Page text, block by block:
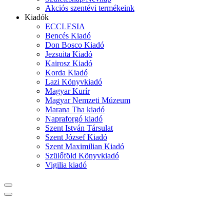
Akciós szentévi termékeink
Kiadók
ECCLESIA
Bencés Kiadó
Don Bosco Kiadó
Jezsuita Kiadó
Kairosz Kiadó
Korda Kiadó
Lazi Könyvkiadó
Magyar Kurír
Magyar Nemzeti Múzeum
Marana Tha kiadó
Napraforgó kiadó
Szent István Társulat
Szent József Kiadó
Szent Maximilian Kiadó
Szülőföld Könyvkiadó
Vigilia kiadó